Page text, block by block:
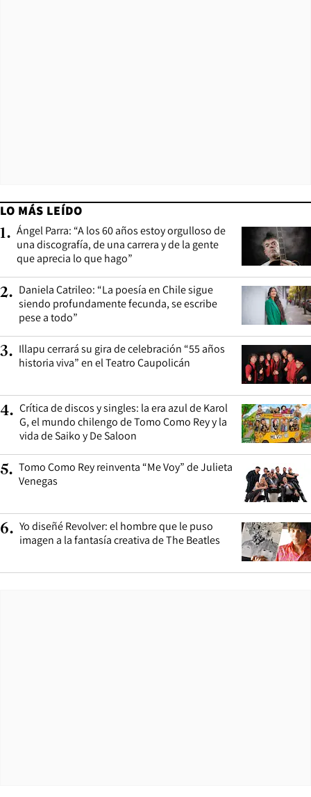
LO MÁS LEÍDO
1. Ángel Parra: “A los 60 años estoy orgulloso de
una discografía, de una carrera y de la gente
que aprecia lo que hago”
2. Daniela Catrileo: “La poesía en Chile sigue
siendo profundamente fecunda, se escribe
pese a todo”
3. Illapu cerrará su gira de celebración “55 años
historia viva” en el Teatro Caupolicán
4. Crítica de discos y singles: la era azul de Karol
G, el mundo chilengo de Tomo Como Rey y la
vida de Saiko y De Saloon
5. Tomo Como Rey reinventa “Me Voy” de Julieta
Venegas
6. Yo diseñé Revolver: el hombre que le puso
imagen a la fantasía creativa de The Beatles